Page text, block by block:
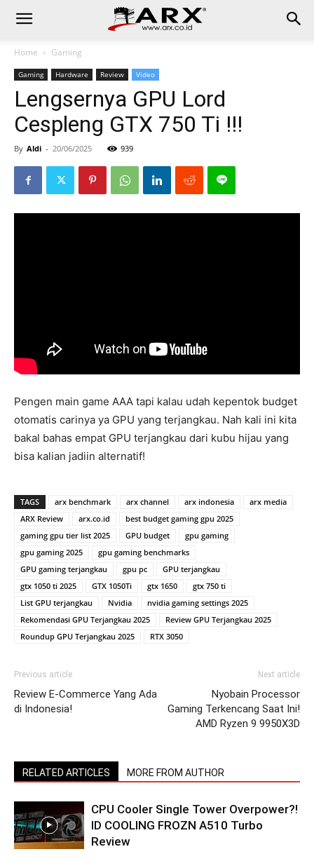
Home Gaming
Gaming Hardware Review Video
Lengsernya GPU Lord
Cespleng GTX 750 Ti !!!
By Aldi - 20/06/2025 939
Pengen main game AAA tapi kalau udah kepentok budget
otomatis carinya ya GPU yang terjangkau. Nah kali ini kita
bakal bahas empat GPU terjangkau dari kubu hijau yang
bisa kalian jadiin alternatif!
TAGS arx benchmark arx channel arx indonesia
arx media
ARX Review
arx.co.id
best budget gaming gpu 2025
gaming gpu tier list 2025
GPU budget
gpu gaming
gpu gaming 2025
gpu gaming benchmarks
GPU gaming terjangkau
gpu pc
GPU terjangkau
gtx 1050 ti 2025
GTX 1050Ti gtx 1650
gtx 750 ti
List GPU terjangkau
Nvidia
nvidia gaming settings 2025
Rekomendasi GPU Terjangkau 2025
Review GPU Terjangkau 2025
Roundup GPU Terjangkau 2025
RTX 3050
Previous article
Review E-Commerce Yang Ada
di Indonesia!
Next article
Nyobain Processor
Gaming Terkencang Saat Ini!
AMD Ryzen 9 9950X3D
RELATED ARTICLES MORE FROM AUTHOR
CPU Cooler Single Tower Overpower?!
ID COOLING FROZN A510 Turbo
Review